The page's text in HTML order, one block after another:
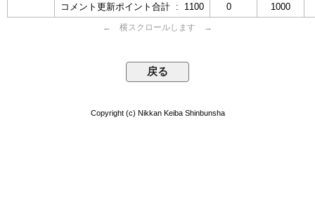
コメント更新ポイント合計 : 1100
0 1000
← 横スクロールします →
Copyright (c) Nikkan Keiba Shinbunsha